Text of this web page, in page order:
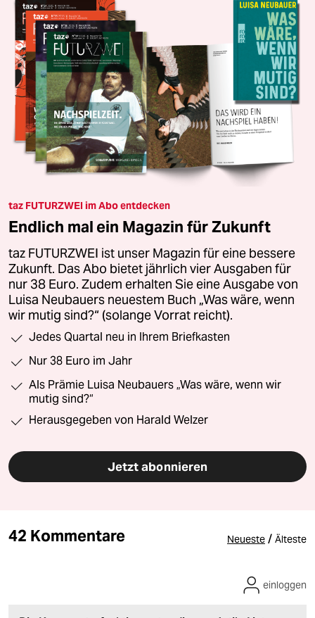
taz FUTURZWEI im Abo entdecken
Endlich mal ein Magazin für Zukunft
taz FUTURZWEI ist unser Magazin für eine bessere
Zukunft. Das Abo bietet jährlich vier Ausgaben für
nur 38 Euro. Zudem erhalten Sie eine Ausgabe von
Luisa Neubauers neuestem Buch „Was wäre, wenn
wir mutig sind?“ (solange Vorrat reicht).
Jedes Quartal neu in Ihrem Briefkasten
Nur 38 Euro im Jahr
Als Prämie Luisa Neubauers „Was wäre, wenn wir
mutig sind?“
Herausgegeben von Harald Welzer
Jetzt abonnieren
42 Kommentare Neueste / Älteste
einloggen